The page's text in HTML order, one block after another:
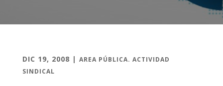
DIC 19, 2008 | AREA PÚBLICA. ACTIVIDAD
SINDICAL